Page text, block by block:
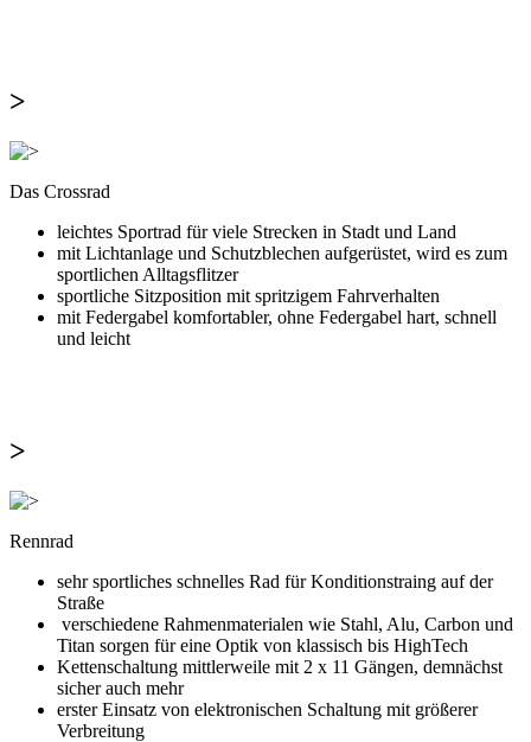
>
Das Crossrad
leichtes Sportrad für viele Strecken in Stadt und Land
mit Lichtanlage und Schutzblechen aufgerüstet, wird es zum
sportlichen Alltagsflitzer
sportliche Sitzposition mit spritzigem Fahrverhalten
mit Federgabel komfortabler, ohne Federgabel hart, schnell
und leicht
>
Rennrad
sehr sportliches schnelles Rad für Konditionstraing auf der
Straße
verschiedene Rahmenmaterialen wie Stahl, Alu, Carbon und
Titan sorgen für eine Optik von klassisch bis HighTech
Kettenschaltung mittlerweile mit 2 x 11 Gängen, demnächst
sicher auch mehr
erster Einsatz von elektronischen Schaltung mit größerer
Verbreitung